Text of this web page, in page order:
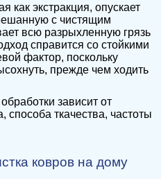
как экстракция, опускает
с чистящим
всю разрыхленную грязь
справится со стойкими
фактор, поскольку
прежде чем ходить
зависит от
способа ткачества, частоты
ковров на дому